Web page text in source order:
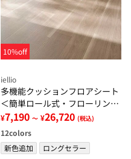
10%off
iellio
多機能クッションフロアシート
＜簡単ロール式・フローリング
調・防水・はっ水・日本製・抗
菌・防カビ・防炎＞
¥7,190 ～ ¥26,720 (税込)
12colors
新色追加
ロングセラー